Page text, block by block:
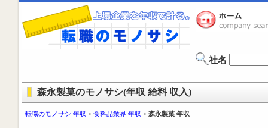
社名
森永製菓のモノサシ(年収 給料 収入)
転職のモノサシ 年収 > 食料品業界 年収 > 森永製菓 年収